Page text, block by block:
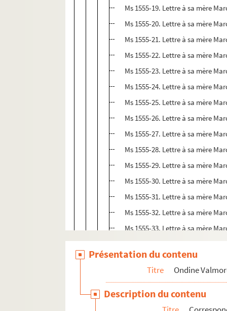
Ms 1555-19. Lettre à sa mère
Ms 1555-20. Lettre à sa mère
Ms 1555-21. Lettre à sa mère
Ms 1555-22. Lettre à sa mère
Ms 1555-23. Lettre à sa mère
Ms 1555-24. Lettre à sa mère
Ms 1555-25. Lettre à sa mère
Ms 1555-26. Lettre à sa mère
Ms 1555-27. Lettre à sa mère
Ms 1555-28. Lettre à sa mère
Ms 1555-29. Lettre à sa mère
Ms 1555-30. Lettre à sa mère
Ms 1555-31. Lettre à sa mère
Ms 1555-32. Lettre à sa mère
Ms 1555-33. Lettre à sa mère
Ms 1555-35. Lettre à sa mère
Ms 1555-36. Lettre à sa mère
Ms 1555-37. Lettre à sa mère
Ms 1555-38. Lettre à sa mère
Présentation du contenu
Titre Ondine
Description du contenu